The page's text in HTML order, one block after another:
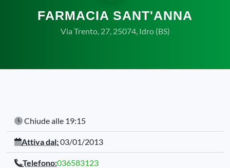
FARMACIA SANT'ANNA
Via Trento, 27, 25074, Idro (BS)
Chiude alle 19:15
Attiva dal:03/01/2013
Telefono:036583123